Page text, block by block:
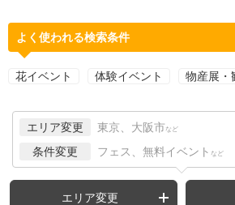
よく使われる検索条件
花イベント 体験イベント 物産展・
エリア変更 東京、大阪市 など
条件変更 フェス、無料イベント など
エリア変更